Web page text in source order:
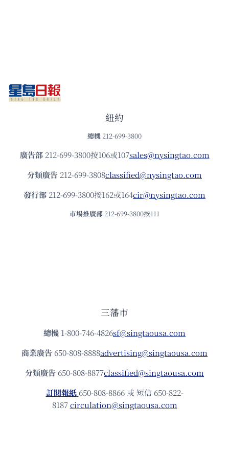
紐約
總機 212-699-3800
廣告部212-699-3800按106或107sales@nysingtao.com
分類廣告 212-699-3808classified@nysingtao.com
發⾏部 212-699-3800按162或164cir@nysingtao.com
市場推廣部 212-699-3800按111
三藩市
總機 1-800-746-4826sf@singtaousa.com
商業廣告 650-808-8888advertising@singtaousa.com
分類廣告 650-808-8877classified@singtaousa.com
訂閱報紙 650-808-8866 或 短信 650-822-
8187circulation@singtaousa.com